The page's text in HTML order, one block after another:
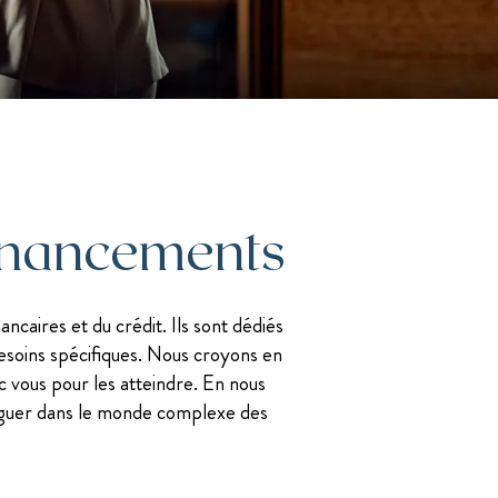
Les mentions légales
et du crédit. Ils sont dédiés
spécifiques. Nous croyons en
pour les atteindre. En nous
dans le monde complexe des